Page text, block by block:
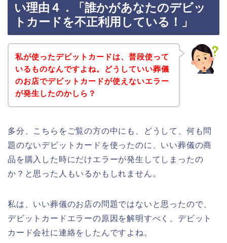
い理由４．「誰かがあなたのデビッ
トカードを不正利用している！」
私が使ったデビットカードは、普段使って
いるものなんですよね。どうしていい葬儀
のお店でデビットカードが使えないエラー
が発生したのかしら？
多分、こちらをご覧の方の中にも、どうして、何も問
題のないデビットカードを使ったのに、いい葬儀の商
品を購入した時にだけエラーが発生してしまったの
か？と思った人もいるかもしれません。
私は、いい葬儀のお店の問題ではないと思ったので、
デビットカードエラーの原因を解明すべく、デビット
カード会社に連絡をしたんですよね。